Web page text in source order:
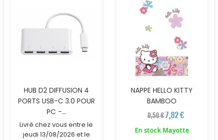
HUB D2 DIFFUSION 4
PORTS USB-C 3.0 POUR
PC -...
Livré chez vous entre le
jeudi 13/08/2026 et le
NAPPE HELLO KITTY
BAMBOO
8,50 € 7,82 €
En stock Mayotte